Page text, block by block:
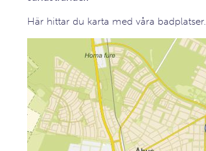
Här hittar du karta med våra badplatser.